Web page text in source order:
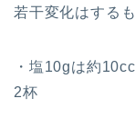
若干変化はするも
・塩10gは約
2杯